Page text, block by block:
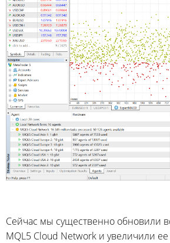
Сейчас мы существенно обновили
MQL5 Cloud Network и увеличили ее